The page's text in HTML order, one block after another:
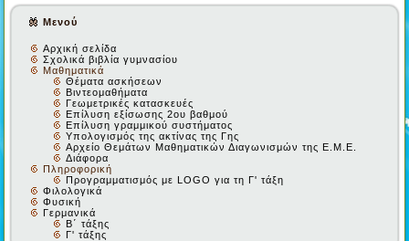
Μενού
Αρχική σελίδα
Σχολικά βιβλία γυμνασίου
Μαθηματικά
Θέματα ασκήσεων
Βιντεομαθήματα
Γεωμετρικές κατασκευές
Επίλυση εξίσωσης 2ου βαθμού
Επίλυση γραμμικού συστήματος
Υπολογισμός της ακτίνας της Γης
Αρχείο Θεμάτων Μαθηματικών Διαγωνισμών της Ε.Μ.Ε.
Διάφορα
Πληροφορική
Προγραμματισμός με LOGO για τη Γ' τάξη
Φιλολογικά
Φυσική
Γερμανικά
Β΄ τάξης
Γ' τάξης